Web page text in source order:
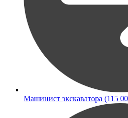
Машинист экскаватора (115